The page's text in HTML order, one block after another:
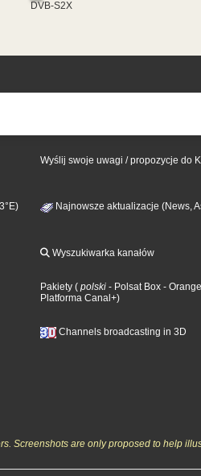
DVB-S2X
Wyślij swoje uwagi / propozycje do
Najnowsze aktualizacje (News,
Wyszukiwarka kanałów
Pakiety ( polski - Polsat Box -
Platforma Canal+)
Channels broadcasting in 3D
Screenshots are only proposed to help